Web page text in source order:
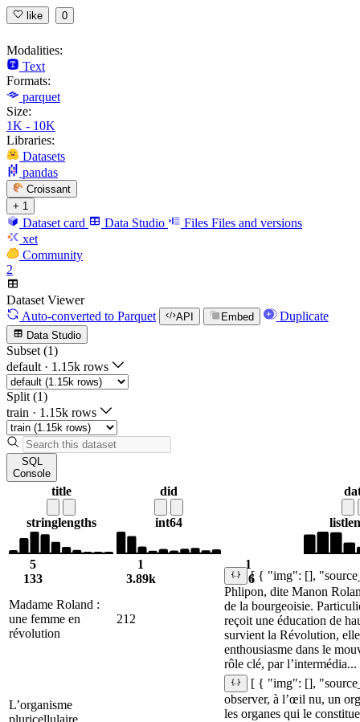
like 0
Modalities:
Text
Formats:
parquet
Size:
1K - 10K
Libraries:
Datasets
pandas
Croissant
+ 1
Dataset card Data Studio Files Files and versions
xet
Community
2
Dataset Viewer
Auto-converted to Parquet API Embed Duplicate
Data Studio
Subset (1)
default · 1.15k rows
Split (1)
train · 1.15k rows
SQL
Console
title
stringlengths
5
133
did
int64
1
3.89k
list
1
16
Madame Roland :
une femme en
révolution
212
[ { "img": [],
Phlipon, dite Manon
de la bourgeoisie.
reçoit une éducation de
survient la Révolution,
enthousiasme dans le
rôle clé, par l’intermédia...
L’organisme
pluricellulaire,
[ { "img": [],
observer, à l’œil nu, un
les organes qui le